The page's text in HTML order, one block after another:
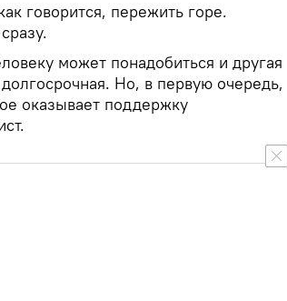
говорится, пережить горе.
может понадобиться и другая
Но, в первую очередь,
оказывает поддержку